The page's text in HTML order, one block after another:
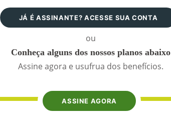
JÁ É ASSINANTE? ACESSE SUA CONTA
ou
Conheça alguns dos nossos planos abaixo
Assine agora e usufrua dos benefícios.
ASSINE AGORA